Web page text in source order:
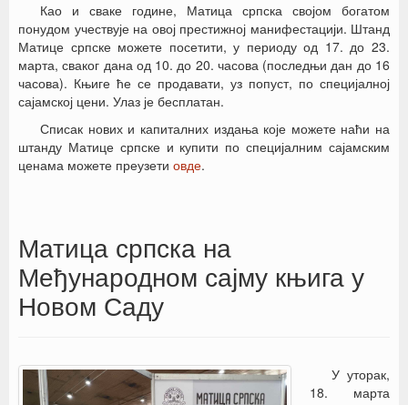
Као и сваке године, Матица српска својом богатом
понудом учествује на овој престижној манифестацији. Штанд
Матице српске можете посетити, у периоду од 17. до 23.
марта, сваког дана од 10. до 20. часова (последњи дан до 16
часова). Књиге ће се продавати, уз попуст, по специјалној
сајамској цени. Улаз је бесплатан.
Списак нових и капиталних издања које можете наћи на
штанду Матице српске и купити по специјалним сајамским
ценама можете преузети овде.
Матица српска на
Међународном сајму књига у
Новом Саду
У уторак,
18. марта